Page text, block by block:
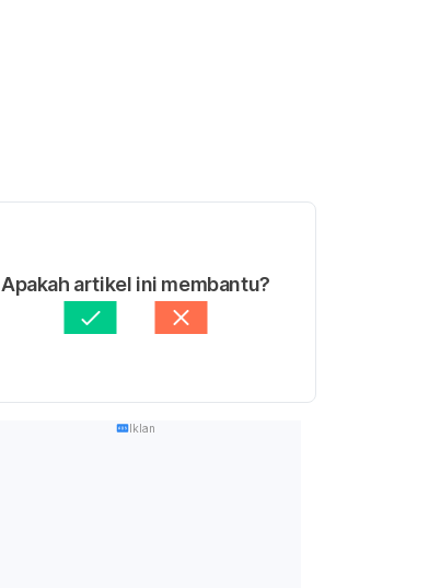
Apakah artikel ini membantu?
Iklan